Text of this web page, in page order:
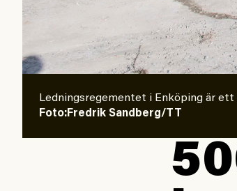
Ledningsregementet i Enköping är
Foto:Fredrik Sandberg/TT